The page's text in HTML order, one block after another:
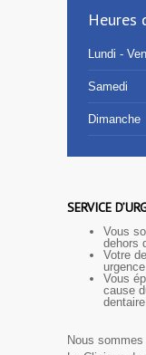
Heures
Lundi -
Samedi
Dimanche
SERVICE
Vous
dehors
Votre
Vous
cause
Nous